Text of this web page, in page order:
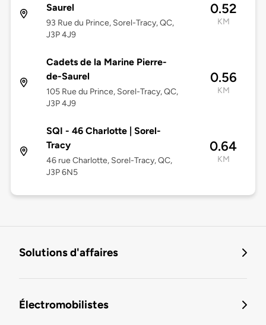
Saurel
93 Rue du Prince, Sorel-Tracy, QC,
J3P 4J9
0.52
KM
Cadets de la Marine Pierre-
de-Saurel
105 Rue du Prince, Sorel-Tracy, QC,
J3P 4J9
0.56
KM
SQI - 46 Charlotte | Sorel-
Tracy
46 rue Charlotte, Sorel-Tracy, QC,
J3P 6N5
0.64
KM
Solutions d'affaires
Électromobilistes